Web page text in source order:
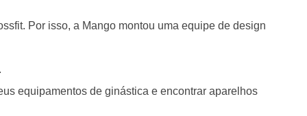
Por isso, a Mango montou uma equipe de design
equipamentos de ginástica e encontrar aparelhos